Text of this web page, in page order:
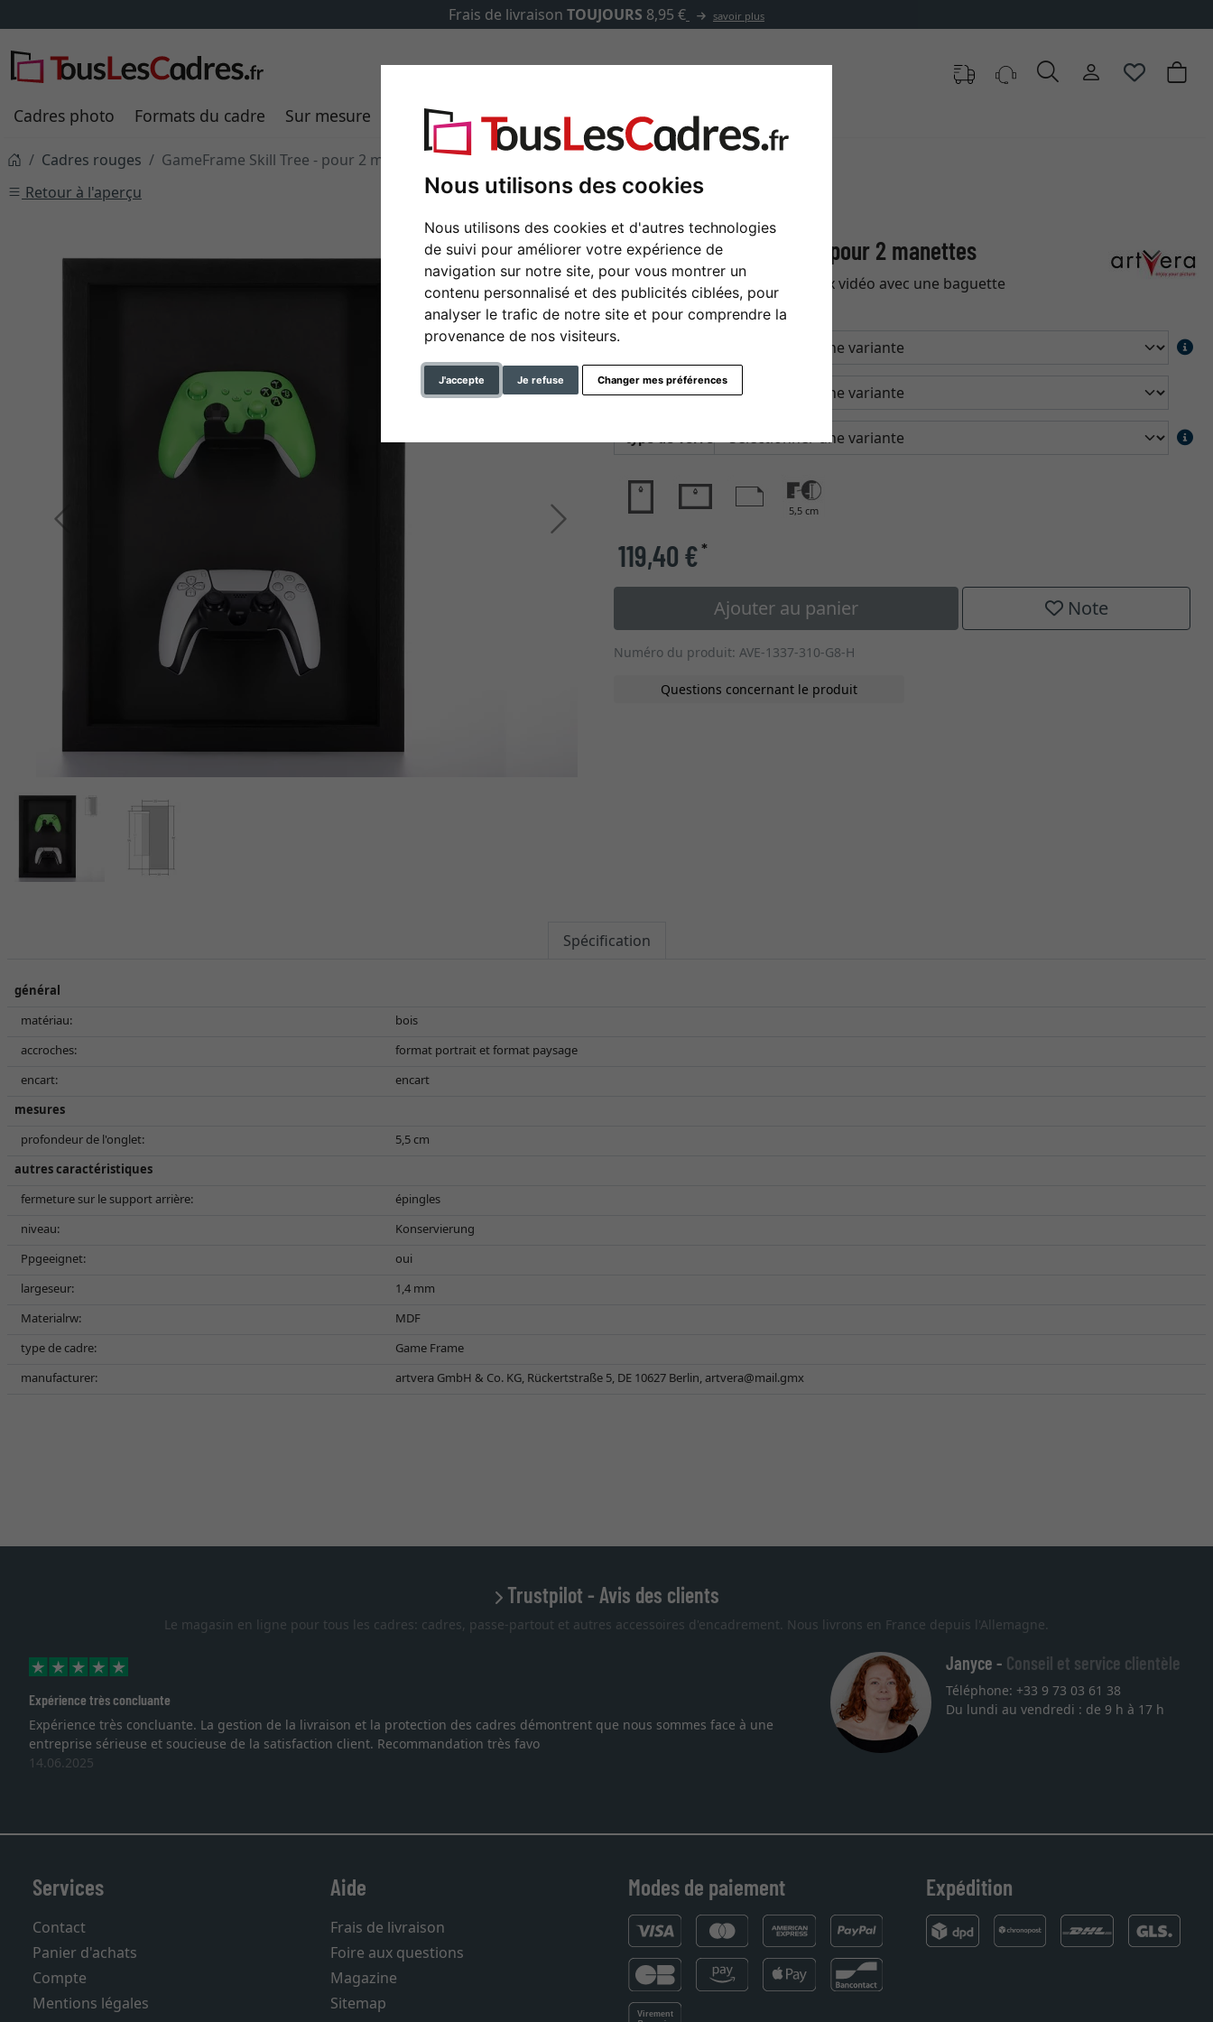
Nous utilisons des cookies
Nous utilisons des cookies et d'autres technologies
de suivi pour améliorer votre expérience de
navigation sur notre site, pour vous montrer un
contenu personnalisé et des publicités ciblées, pour
analyser le trafic de notre site et pour comprendre la
provenance de nos visiteurs.
J'accepte Je refuse Changer mes préférences
Frais de livraison TOUJOURS 8,95 € savoir plus
Cadres photo Formats du cadre Sur mesure Passe-partout Marques Accessoires
Cadres rouges
GameFrame Skill Tree - pour 2 manettes
Retour à l'aperçu
Retour Continuer
GameFrame Skill Tree - pour 2 manettes
Cadre 3D pour manettes de jeux vidéo avec une baguette
d'écartement de 4 cm
couleur
5,5 cm
119,40 €*
Ajouter au panier Note
Numéro du produit: AVE-1337-310-G8-H
Questions concernant le produit
Spécification
général
matériau:
bois
accroches:
format portrait et format paysage
encart:
encart
mesures
profondeur de l'onglet:
5,5 cm
autres caractéristiques
fermeture sur le support arrière:
épingles
niveau:
Konservierung
Ppgeeignet:
oui
largeseur:
1,4 mm
Materialrw:
MDF
type de cadre:
Game Frame
manufacturer:
artvera GmbH & Co. KG, Rückertstraße 5, DE 10627 Berlin,artvera@mail.gmx
Trustpilot - Avis des clients
Le magasin en ligne pour tous les cadres: cadres, passe-partout et autres accessoires d'encadrement. Nous livrons en France depuis l'Allemagne.
Expérience très concluante
Expérience très concluante. La gestion de la livraison et la protection des cadres démontrent que nous sommes face à une
entreprise sérieuse et soucieuse de la satisfaction client. Recommandation très favo
14.06.2025
Janyce - Conseil et service clientèle
Téléphone: +33 9 73 03 61 38
Du lundi au vendredi : de 9 h à 17 h
Services
Contact
Panier d'achats
Compte
Mentions légales
Aide
Frais de livraison
Foire aux questions
Magazine
Sitemap
Modes de paiement Expédition